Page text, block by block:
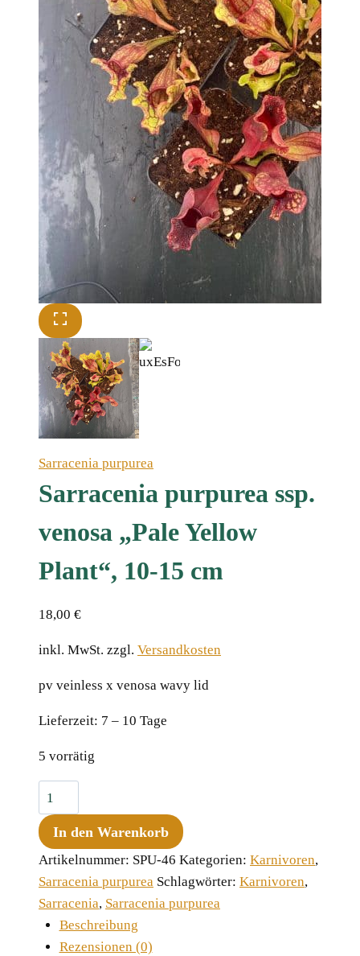
Sarracenia purpurea
Sarracenia purpurea ssp.
venosa „Pale Yellow
Plant“, 10-15 cm
18,00 €
inkl. MwSt. zzgl. Versandkosten
pv veinless x venosa wavy lidﾠ
Lieferzeit: 7 – 10 Tage
5 vorrätig
Sarracenia
purpurea
ssp.
venosa
"Pale
Yellow
Plant",
10-
In den Warenkorb
Artikelnummer: SPU-46 Kategorien: Karnivoren,
Sarracenia purpurea Schlagwörter: Karnivoren,
Sarracenia, Sarracenia purpurea
Beschreibung
Rezensionen (0)